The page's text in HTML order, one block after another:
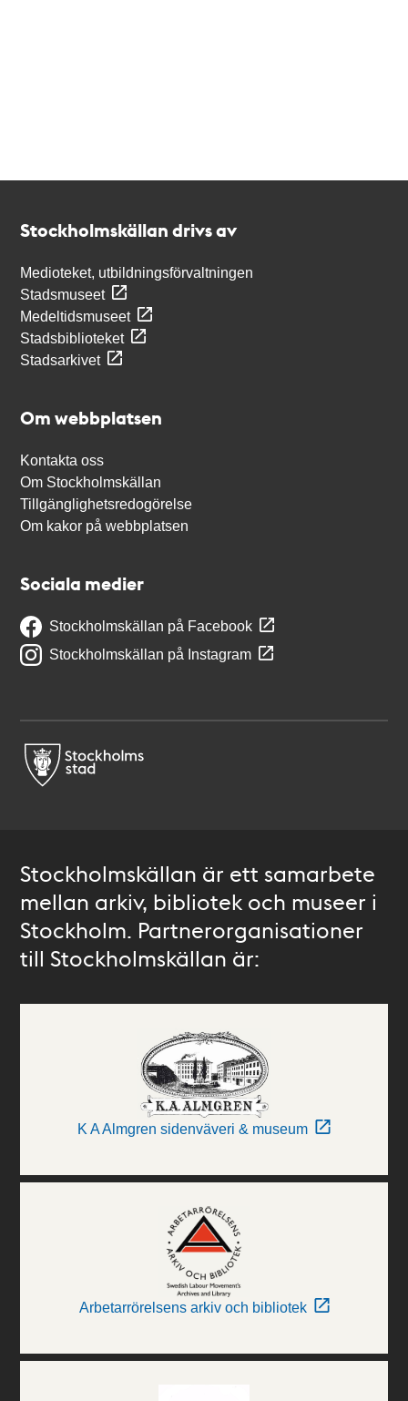
Stockholmskällan drivs av
Medioteket, utbildningsförvaltningen
Stadsmuseet
Medeltidsmuseet
Stadsbiblioteket
Stadsarkivet
Om webbplatsen
Kontakta oss
Om Stockholmskällan
Tillgänglighetsredogörelse
Om kakor på webbplatsen
Sociala medier
Stockholmskällan på Facebook
Stockholmskällan på Instagram
Stockholmskällan är ett samarbete
mellan arkiv, bibliotek och museer i
Stockholm. Partnerorganisationer
till Stockholmskällan är:
K A Almgren sidenväveri & museum
Arbetarrörelsens arkiv och bibliotek